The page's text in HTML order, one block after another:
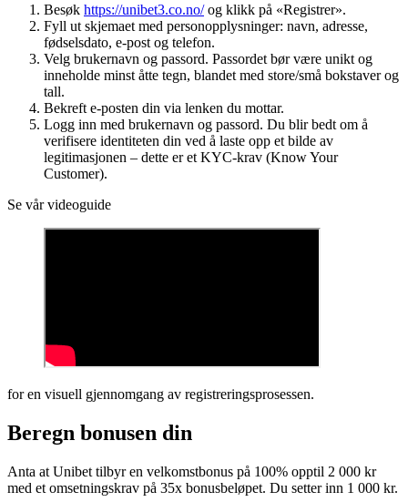
Besøk https://unibet3.co.no/og klikk på «Registrer».
Fyll ut skjemaet med personopplysninger: navn, adresse,
fødselsdato, e-post og telefon.
Velg brukernavn og passord. Passordet bør være unikt og
inneholde minst åtte tegn, blandet med store/små bokstaver og
tall.
Bekreft e-posten din via lenken du mottar.
Logg inn med brukernavn og passord. Du blir bedt om å
verifisere identiteten din ved å laste opp et bilde av
legitimasjonen – dette er et KYC-krav (Know Your
Customer).
Se vår videoguide
for en visuell gjennomgang av registreringsprosessen.
Beregn bonusen din
Anta at Unibet tilbyr en velkomstbonus på 100% opptil 2 000 kr
med et omsetningskrav på 35x bonusbeløpet. Du setter inn 1 000 kr.